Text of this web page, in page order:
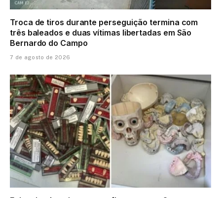
Troca de tiros durante perseguição termina com
três baleados e duas vítimas libertadas em São
Bernardo do Campo
7 de agosto de 2026